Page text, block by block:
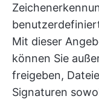
Mit dieser
können Sie
freigeben,
Signaturen